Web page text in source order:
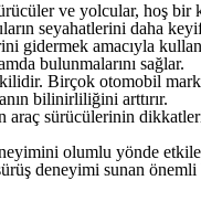
ve yolcular, hoş
seyahatlerini daha
amacıyla
bulunmalarını sağlar.
Birçok otomobil
bilinirliliğini arttırır.
sürücülerinin
olumlu yönde
deneyimi sunan önemli